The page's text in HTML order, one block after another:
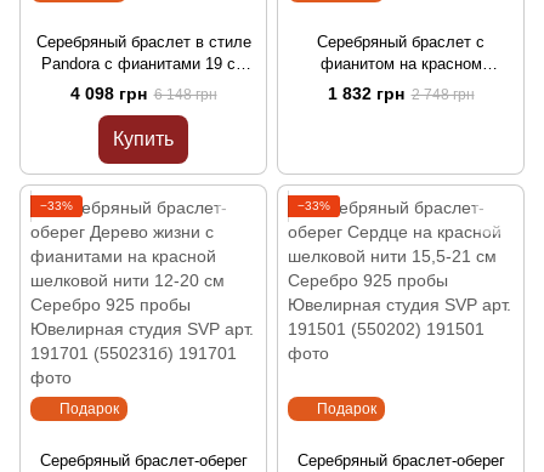
Серебряный браслет в стиле
Pandora с фианитами 19 см
Серебро 925 пробы
Ювелирная студия SVP арт.
192201 (75138б*)
4 098 грн 6 148 грн
Купить
Серебряный браслет с
фианитом на красном
шелковом шнуре 16,5 см
Серебро 925 пробы
1 832 грн 2 748 грн
Подарок
−33%
Серебряный браслет-оберег
Подарок
−33%
Серебряный браслет-оберег